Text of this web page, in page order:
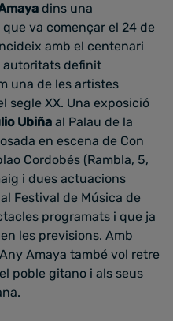
dins una
va començar el 24 de
amb el centenari
autoritats definit
una de les artistes
segle XX. Una exposició
Ubiña al Palau de la
en escena de Con
Cordobés (Rambla, 5,
i dues actuacions
Festival de Música de
programats i que ja
les previsions. Amb
Amaya també vol retre
poble gitano i als seus